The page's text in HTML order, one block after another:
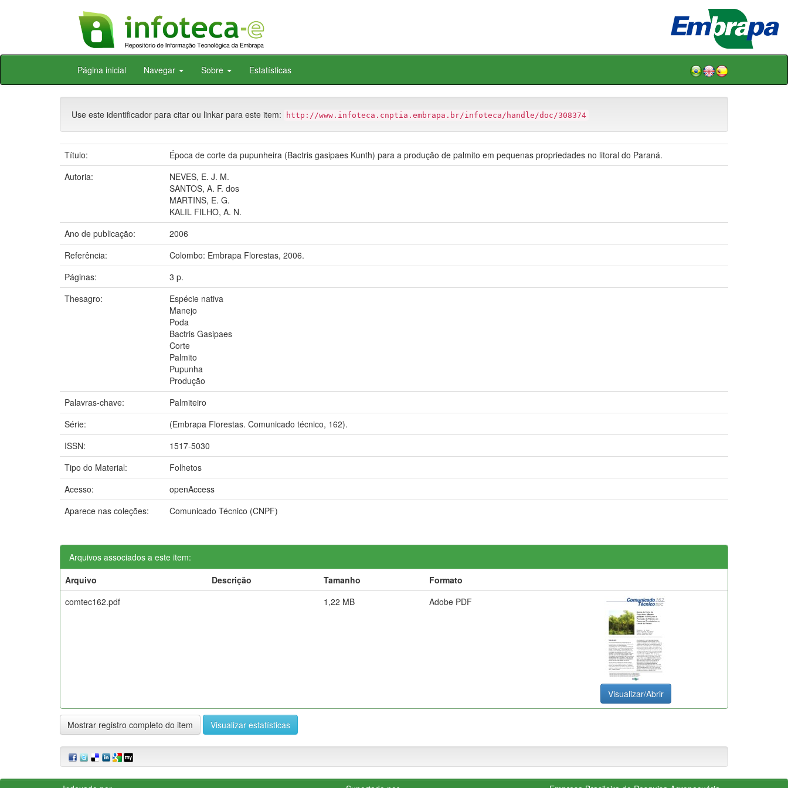
Skip
Página inicial Navegar Sobre Estatísticas
Use este identificador para citar ou linkar para este item: http://www.infoteca.cnptia.embrapa.br/infoteca/handle/doc/308374
Título:
Época de corte da pupunheira (Bactris gasipaes Kunth) para a produção de palmito em pequenas propriedades no litoral do Paraná.
Autoria:
NEVES, E. J. M.
SANTOS, A. F. dos
MARTINS, E. G.
KALIL FILHO, A. N.
Ano de publicação:
2006
Referência:
Colombo: Embrapa Florestas, 2006.
Páginas:
3 p.
Thesagro:
Espécie nativa
Manejo
Poda
Bactris Gasipaes
Corte
Palmito
Pupunha
Produção
Palavras-chave:
Palmiteiro
Série:
(Embrapa Florestas. Comunicado técnico, 162).
ISSN:
1517-5030
Tipo do Material:
Folhetos
Acesso:
openAccess
Aparece nas coleções:
Comunicado Técnico (CNPF)
Arquivos associados a este item:
Arquivo
Descrição Tamanho
Formato
comtec162.pdf
1,22 MB Adobe PDF
Visualizar/Abrir
Mostrar registro completo do item Visualizar estatísticas